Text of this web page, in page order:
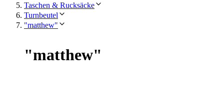
Taschen & Rucksäcke
Turnbeutel
"matthew"
"matthew"